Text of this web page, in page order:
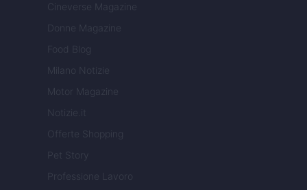
Cineverse Magazine
Donne Magazine
Food Blog
Milano Notizie
Motor Magazine
Notizie.it
Offerte Shopping
Pet Story
Professione Lavoro